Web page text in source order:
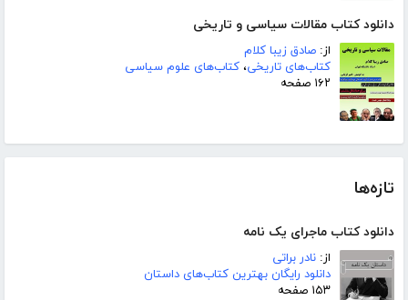
دانلود کتاب مقالات سیاسی و تاریخی
از: صادق زیبا کلام
کتاب‌های تاریخی، کتاب‌های علوم سیاسی
۱۶۲ صفحه
تازه‌ها
دانلود کتاب ماجرای یک نامه
از: نادر براتی
دانلود رایگان بهترین کتاب‌های داستان
۱۵۳ صفحه